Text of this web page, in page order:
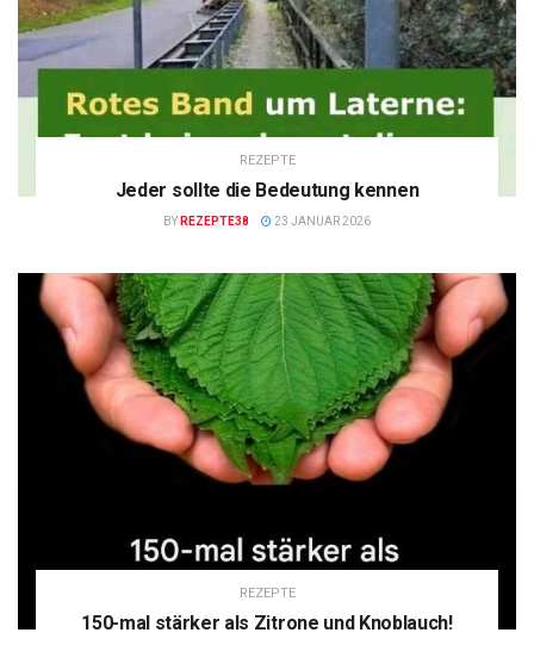
REZEPTE
Jeder sollte die Bedeutung kennen
BY REZEPTE38 23 JANUAR 2026
REZEPTE
150-mal stärker als Zitrone und Knoblauch!